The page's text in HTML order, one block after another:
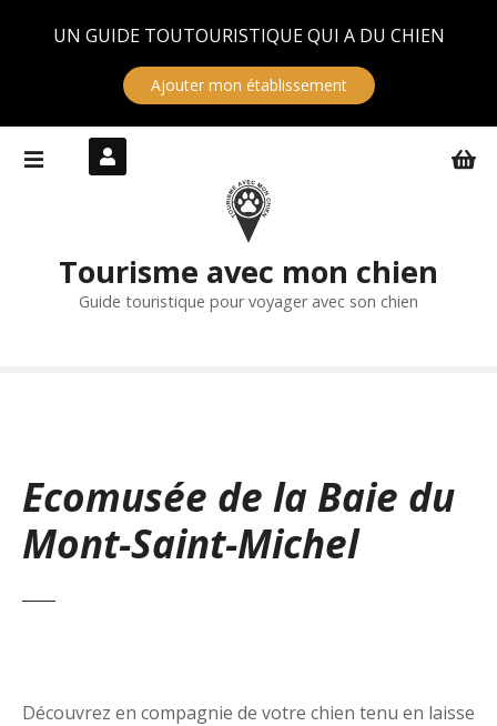
UN GUIDE TOUTOURISTIQUE QUI A DU CHIEN
Ajouter mon établissement
Tourisme avec mon chien
Guide touristique pour voyager avec son chien
Ecomusée de la Baie du
Mont-Saint-Michel
Découvrez en compagnie de votre chien tenu en laisse